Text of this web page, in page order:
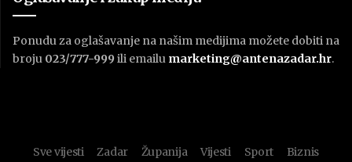
Ponudu za oglašavanje na našim medijima možete dobiti na
broju 023/777-999 ili emailu marketing@antenazadar.hr.
Sve vijesti Zadar Županija Vijesti Sport Biznis